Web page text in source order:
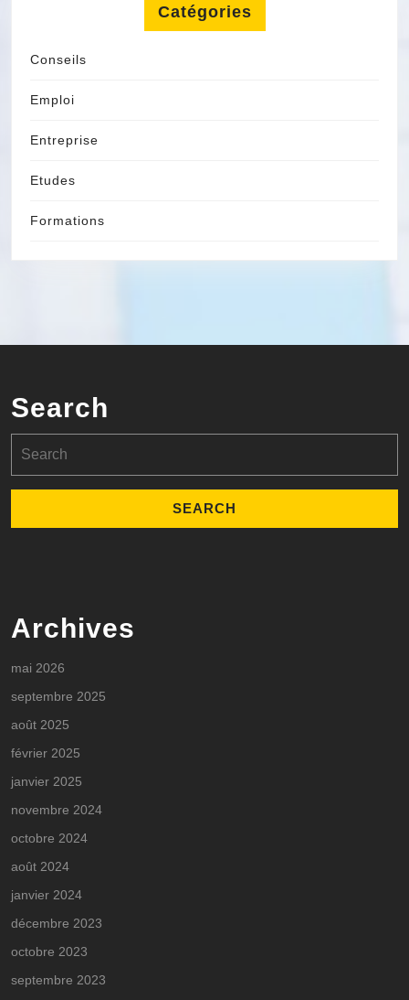
Catégories
Conseils
Emploi
Entreprise
Etudes
Formations
Search
for:
Archives
mai 2026
septembre 2025
août 2025
février 2025
janvier 2025
novembre 2024
octobre 2024
août 2024
janvier 2024
décembre 2023
octobre 2023
septembre 2023